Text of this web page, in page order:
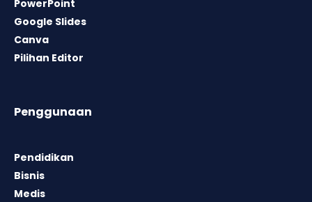
PowerPoint
Google Slides
Canva
Pilihan Editor
Penggunaan
Pendidikan
Bisnis
Medis